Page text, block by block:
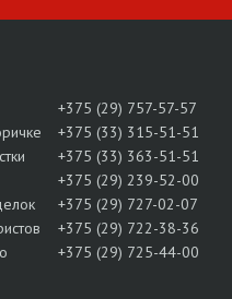
+375 (29) 757-57-57
+375 (33) 315-51-51
+375 (33) 363-51-51
+375 (29) 239-52-00
+375 (29) 727-02-07
+375 (29) 722-38-36
+375 (29) 725-44-00